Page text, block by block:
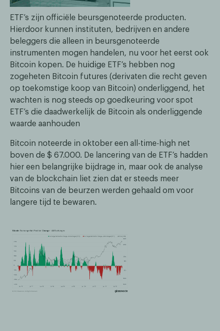
ETF’s zijn officiële beursgenoteerde producten.
Hierdoor kunnen instituten, bedrijven en andere
beleggers die alleen in beursgenoteerde
instrumenten mogen handelen, nu voor het eerst ook
Bitcoin kopen. De huidige ETF’s hebben nog
zogeheten Bitcoin futures (derivaten die recht geven
op toekomstige koop van Bitcoin) onderliggend, het
wachten is nog steeds op goedkeuring voor spot
ETF’s die daadwerkelijk de Bitcoin als onderliggende
waarde aanhouden
Bitcoin noteerde in oktober een all-time-high net
boven de $ 67.000. De lancering van de ETF’s hadden
hier een belangrijke bijdrage in, maar ook de analyse
van de blockchain liet zien dat er steeds meer
Bitcoins van de beurzen werden gehaald om voor
langere tijd te bewaren.